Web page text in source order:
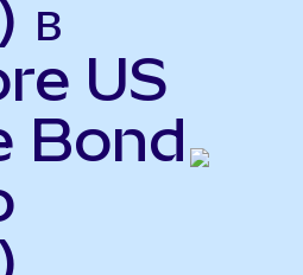
в
US
Bond